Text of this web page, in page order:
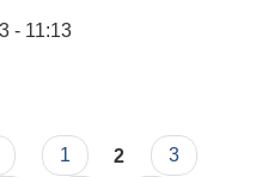
- 11:13
1 2
3